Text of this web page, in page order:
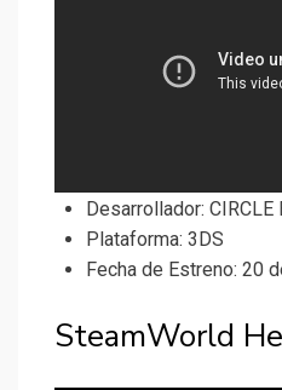
Desarrollador: CIRCLE
Plataforma: 3DS
Fecha de Estreno: 20
SteamWorld